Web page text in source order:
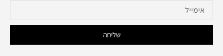
שליחה